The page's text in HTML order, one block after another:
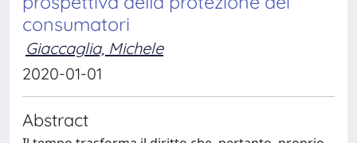
consumatori
Giaccaglia, Michele
2020-01-01
Abstract